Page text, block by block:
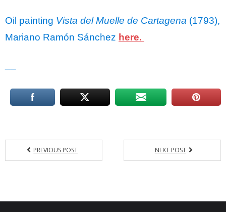
Oil painting Vista del Muelle de Cartagena (1793),
Mariano Ramón Sánchez here.
PREVIOUS POST NEXT POST